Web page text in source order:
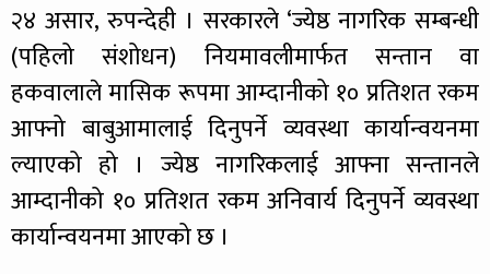
२४ असार, रुपन्देही । सरकारले ‘ज्येष्ठ नागरिक सम्बन्धी
(पहिलो संशोधन) नियमावलीमार्फत सन्तान वा
हकवालाले मासिक रूपमा आम्दानीको १० प्रतिशत रकम
आफ्नो बाबुआमालाई दिनुपर्ने व्यवस्था कार्यान्वयनमा
ल्याएको हो । ज्येष्ठ नागरिकलाई आफ्ना सन्तानले
आम्दानीको १० प्रतिशत रकम अनिवार्य दिनुपर्ने व्यवस्था
कार्यान्वयनमा आएको छ ।